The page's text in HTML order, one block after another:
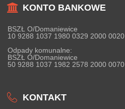
KONTO BANKOWE
BSZŁ O/Domaniewice
10 9288 1037 1980 0329 2000 0020
Odpady komunalne:
BSZŁ O/Domaniewice
50 9288 1037 1982 2578 2000 0070
KONTAKT